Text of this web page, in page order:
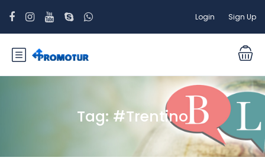
Login Sign Up
Tag:#Trentino